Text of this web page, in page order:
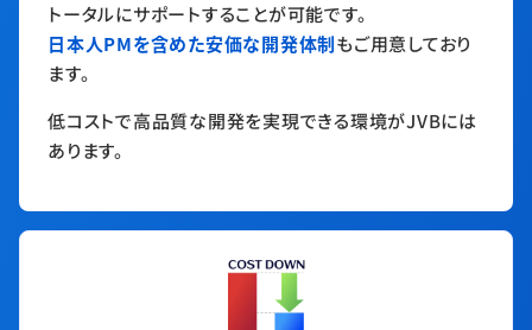
トータルにサポートすることが可能です。
日本人PMを含めた安価な開発体制もご用意しており
ます。
低コストで高品質な開発を実現できる環境がJVBには
あります。